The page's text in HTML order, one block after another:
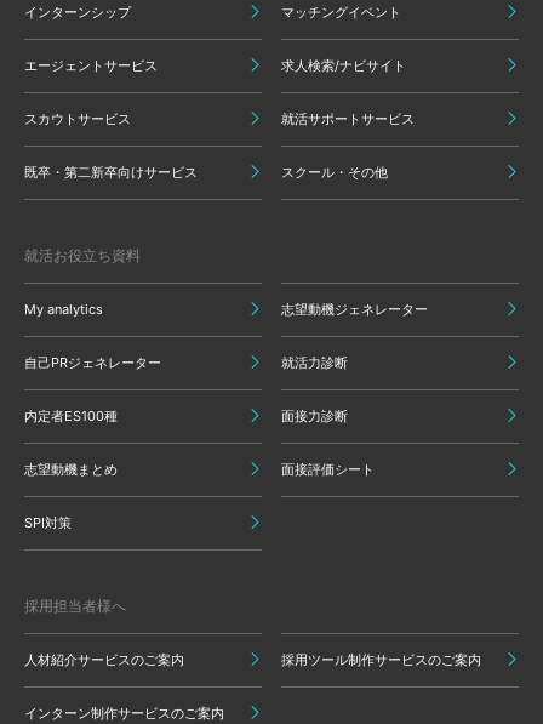
インターンシップ マッチングイベント
エージェントサービス 求人検索/ナビサイト
スカウトサービス 就活サポートサービス
既卒・第二新卒向けサービス スクール・その他
就活お役立ち資料
My analytics 志望動機ジェネレーター
自己PRジェネレーター 就活力診断
内定者ES100種 面接力診断
志望動機まとめ 面接評価シート
SPI対策
採用担当者様へ
人材紹介サービスのご案内 採用ツール制作サービスのご案内
インターン制作サービスのご案内